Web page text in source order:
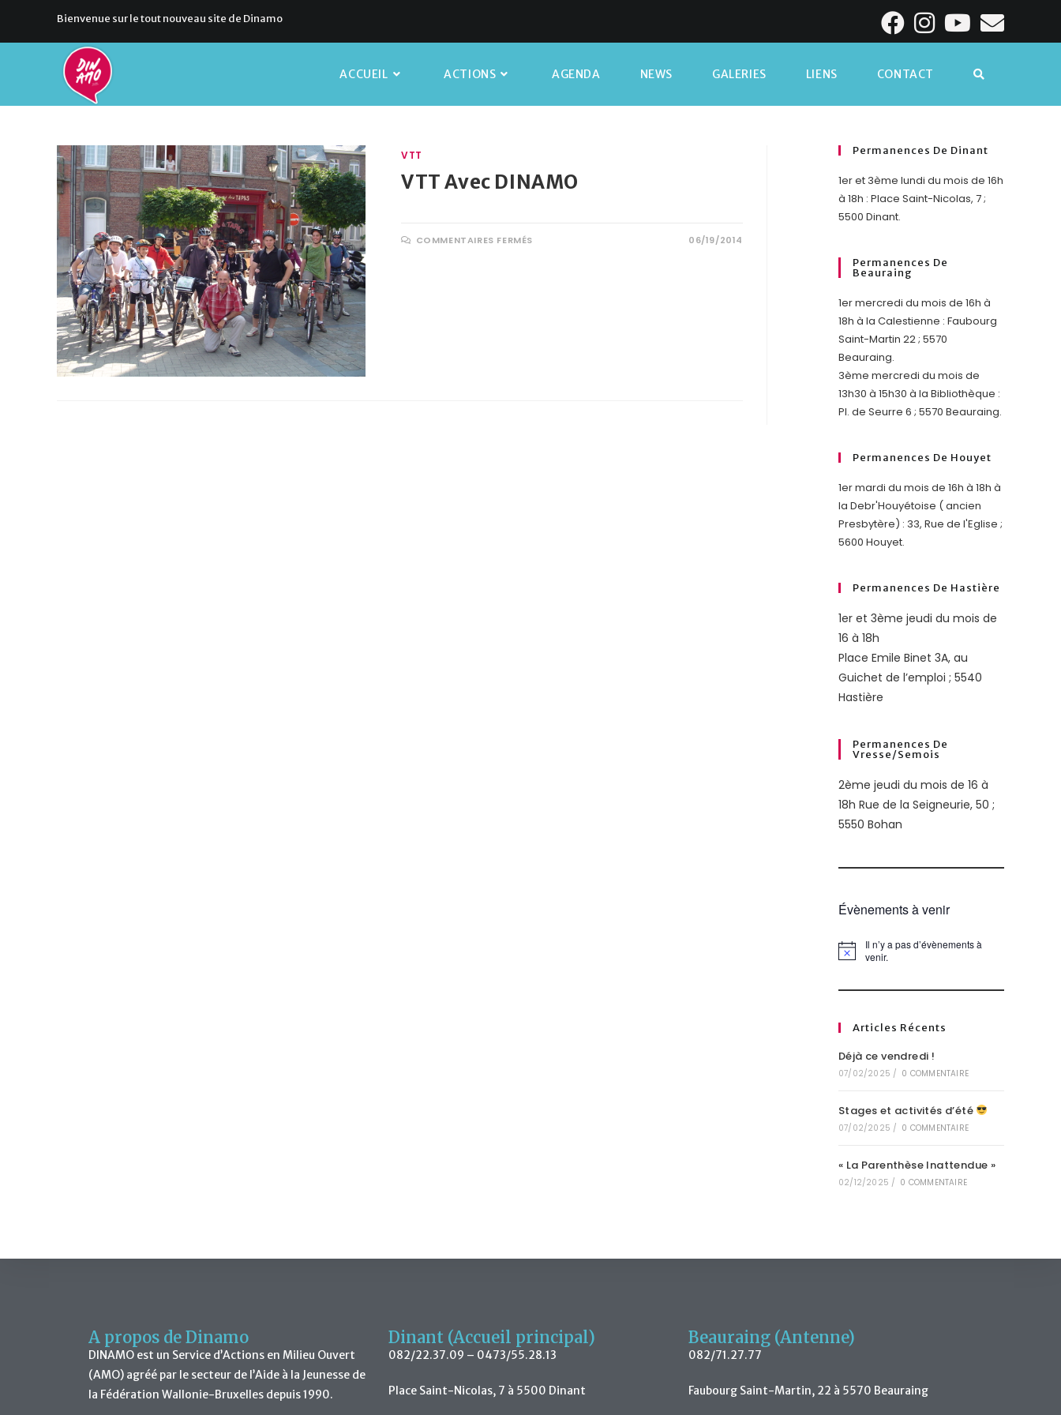
Bienvenue sur le tout nouveau site de Dinamo
ACCUEIL ACTIONS AGENDA NEWS GALERIES LIENS CONTACT
VTT
VTT Avec DINAMO
COMMENTAIRES FERMÉS 06/19/2014
Permanences De Dinant
1er et 3ème lundi du mois de 16h
à 18h : Place Saint-Nicolas, 7 ;
5500 Dinant.
Permanences De
Beauraing
1er mercredi du mois de 16h à
18h à la Calestienne : Faubourg
Saint-Martin 22 ; 5570
Beauraing.
3ème mercredi du mois de
13h30 à 15h30 à la Bibliothèque :
Pl. de Seurre 6 ; 5570 Beauraing.
Permanences De Houyet
1er mardi du mois de 16h à 18h à
la Debr'Houyétoise ( ancien
Presbytère) : 33, Rue de l'Eglise ;
5600 Houyet.
Permanences De Hastière
1er et 3ème jeudi du mois de
16 à 18h
Place Emile Binet 3A, au
Guichet de l’emploi ; 5540
Hastière
Permanences De
Vresse/semois
2ème jeudi du mois de 16 à
18h Rue de la Seigneurie, 50 ;
5550 Bohan
Évènements à venir
N
i
Il n’y a pas d’évènements à
venir.
Articles Récents
Déjà ce vendredi !
07/02/2025 / 0 COMMENTAIRE
Stages et activités d’été
07/02/2025 / 0 COMMENTAIRE
« La Parenthèse Inattendue »
02/12/2025 / 0 COMMENTAIRE
A propos de Dinamo
DINAMO est un Service d’Actions en Milieu Ouvert
(AMO) agréé par le secteur de l’Aide à la Jeunesse de
la Fédération Wallonie-Bruxelles depuis 1990.
Dinant (Accueil principal)
082/22.37.09 – 0473/55.28.13
Place Saint-Nicolas, 7 à 5500 Dinant
Beauraing (Antenne)
082/71.27.77
Faubourg Saint-Martin, 22 à 5570 Beauraing